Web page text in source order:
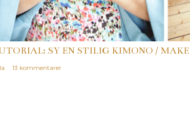
SY EN STILIG KIMONO /
13 kommentarer